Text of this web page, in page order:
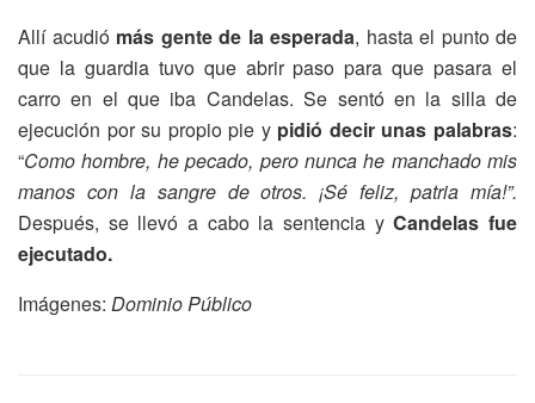
Allí acudió más gente de la esperada, hasta el punto de
que la guardia tuvo que abrir paso para que pasara el
carro en el que iba Candelas. Se sentó en la silla de
ejecución por su propio pie y pidió decir unas palabras:
“Como hombre, he pecado, pero nunca he manchado mis
manos con la sangre de otros. ¡Sé feliz, patria mía!”.
Después, se llevó a cabo la sentencia yCandelas fue
ejecutado.
Imágenes: Dominio Público